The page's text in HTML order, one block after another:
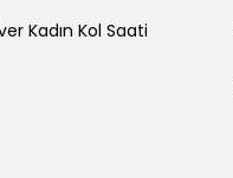
Kadın Kol Saati